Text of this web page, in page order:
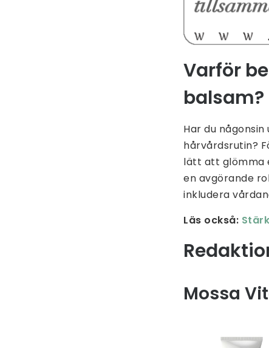
Varför
balsam?
Har du
hårvårdsrutin?
lätt att glömma
en avgörande
inkludera
Läs också:
Mossa